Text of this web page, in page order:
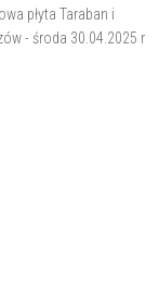
płyta Taraban i
- środa 30.04.2025 r